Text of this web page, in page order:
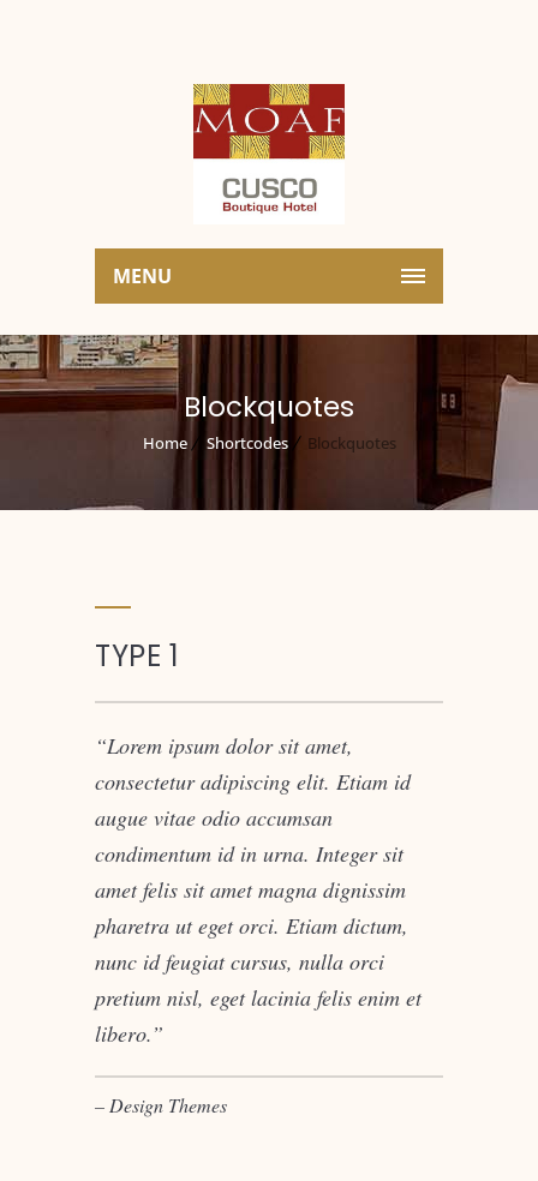
MENU
Blockquotes
Home Shortcodes Blockquotes
TYPE 1
Lorem ipsum dolor sit amet,
consectetur adipiscing elit. Etiam id
augue vitae odio accumsan
condimentum id in urna. Integer sit
amet felis sit amet magna dignissim
pharetra ut eget orci. Etiam dictum,
nunc id feugiat cursus, nulla orci
pretium nisl, eget lacinia felis enim et
libero.
– Design Themes